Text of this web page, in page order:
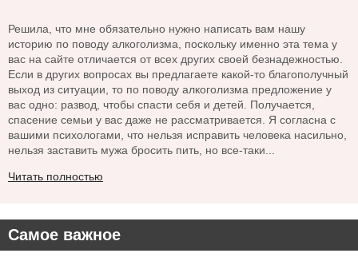
Самое важное
Решила, что мне обязательно нужно написать вам нашу
историю по поводу алкоголизма, поскольку именно эта тема у
вас на сайте отличается от всех других своей безнадежностью.
Если в других вопросах вы предлагаете какой-то благополучный
выход из ситуации, то по поводу алкоголизма предложение у
вас одно: развод, чтобы спасти себя и детей. Получается,
спасение семьи у вас даже не рассматривается. Я согласна с
вашими психологами, что нельзя исправить человека насильно,
нельзя заставить мужа бросить пить, но все-таки...
Читать полностью